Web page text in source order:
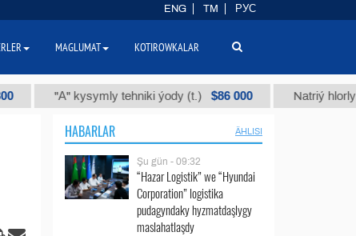
"А" kysymly tehniki ýody (t.) $86 000 Natriý hlorly (nahar
HABARLAR ÄHLISI
Şu gün - 09:32
“Hazar Logistik” we “Hyundai
Corporation” logistika
pudagyndaky hyzmatdaşlygy
maslahatlaşdy
ENG TM РУС
MAGLUMAT KOTIROWKALAR